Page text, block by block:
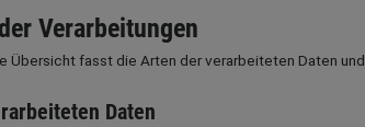
Verarbeitungen
Übersicht fasst die Arten der verarbeiteten Daten
Daten